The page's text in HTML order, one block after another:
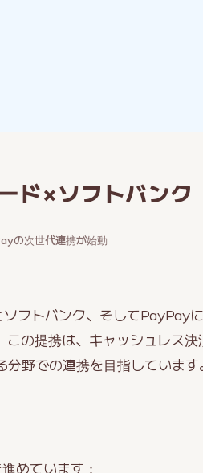
ド×ソフトバンク
の次世代連携が始動
フトバンク、そしてPayPay
の提携は、キャッシュレス決
野での連携を目指しています
めています：